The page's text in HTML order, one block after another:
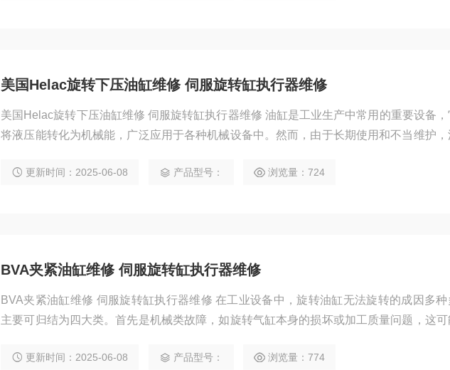
美国Helac旋转下压油缸维修 伺服旋转缸执行器维修
美国Helac旋转下压油缸维修 伺服旋转缸执行器维修 油缸是工业生产中常用的重要设备
将液压能转化为机械能，广泛应用于各种机械设备中。然而，由于长期使用和不当维护
的正常运转。那么，油缸修复简单方法是什么呢? 检查油缸故障 在进行油缸修复之前，首先需要
更新时间：2025-06-08 产品型号： 浏览量：724
BVA夹紧油缸维修 伺服旋转缸执行器维修
BVA夹紧油缸维修 伺服旋转缸执行器维修 在工业设备中，旋转油缸无法旋转的成因多
主要可归结为四大类。首先是机械类故障，如旋转气缸本身的损坏或加工质量问题，这
转故障。 简而言之，以上就是液压系统在多雨的季节应该注重维护保养的几个方面比如
更新时间：2025-06-08 产品型号： 浏览量：774